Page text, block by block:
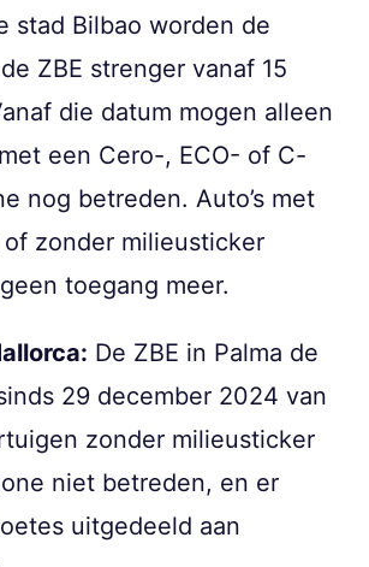
stad Bilbao worden de
ZBE strenger vanaf 15
die datum mogen alleen
een Cero-, ECO- of C-
nog betreden. Auto’s met
zonder milieusticker
toegang meer.
De ZBE in Palma de
29 december 2024 van
zonder milieusticker
niet betreden, en er
uitgedeeld aan